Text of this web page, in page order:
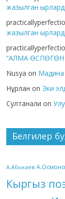
жазылган
жазылган
“АЛМА ӨСПӨГӨН
Nusya on
Нұрлан on Эки
Султанали on
Белгилер
А.Абыкаев
Кыргыз